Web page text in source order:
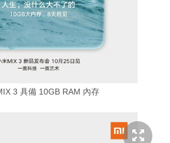
3 具備 10GB RAM 內存